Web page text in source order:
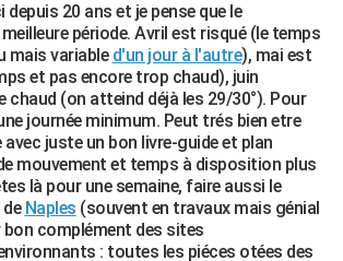
depuis 20 ans et je pense que le
période. Avril est risqué (le temps
mais variable d'un jour à l'autre), mai est
et pas encore trop chaud), juin
chaud (on atteind déjà les 29/30°). Pour
journée minimum. Peut trés bien etre
juste un bon livre-guide et plan
mouvement et temps à disposition plus
là pour une semaine, faire aussi le
Naples (souvent en travaux mais génial
bon complément des sites
: toutes les piéces otées des